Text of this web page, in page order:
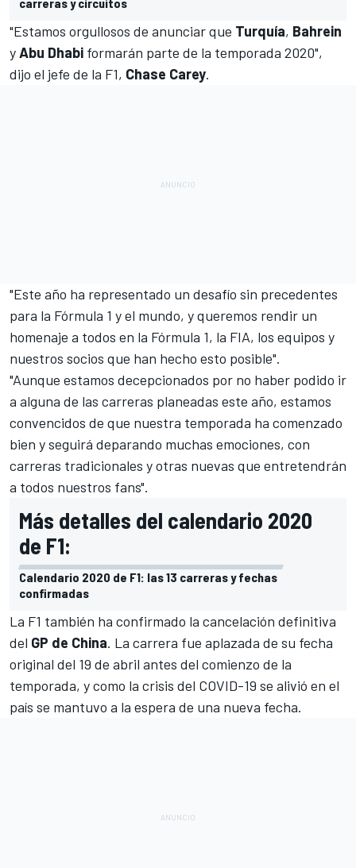
"Estamos orgullosos de anunciar que Turquía, Bahrein
yAbu Dhabi formarán parte de la temporada 2020",
dijo el jefe de la F1, Chase Carey.
"Este año ha representado un desafío sin precedentes
para la Fórmula 1 y el mundo, y queremos rendir un
homenaje a todos en la Fórmula 1, la FIA, los equipos y
nuestros socios que han hecho esto posible".
"Aunque estamos decepcionados por no haber podido ir
a alguna de las carreras planeadas este año, estamos
convencidos de que nuestra temporada ha comenzado
bien y seguirá deparando muchas emociones, con
carreras tradicionales y otras nuevas que entretendrán
a todos nuestros fans".
Más detalles del calendario 2020
de F1:
Calendario 2020 de F1: las 13 carreras y fechas
confirmadas
La F1 también ha confirmado la cancelación definitiva
del GP de China. La carrera fue aplazada de su fecha
original del 19 de abril antes del comienzo de la
temporada, y como la crisis del COVID-19 se alivió en el
país se mantuvo a la espera de una nueva fecha.